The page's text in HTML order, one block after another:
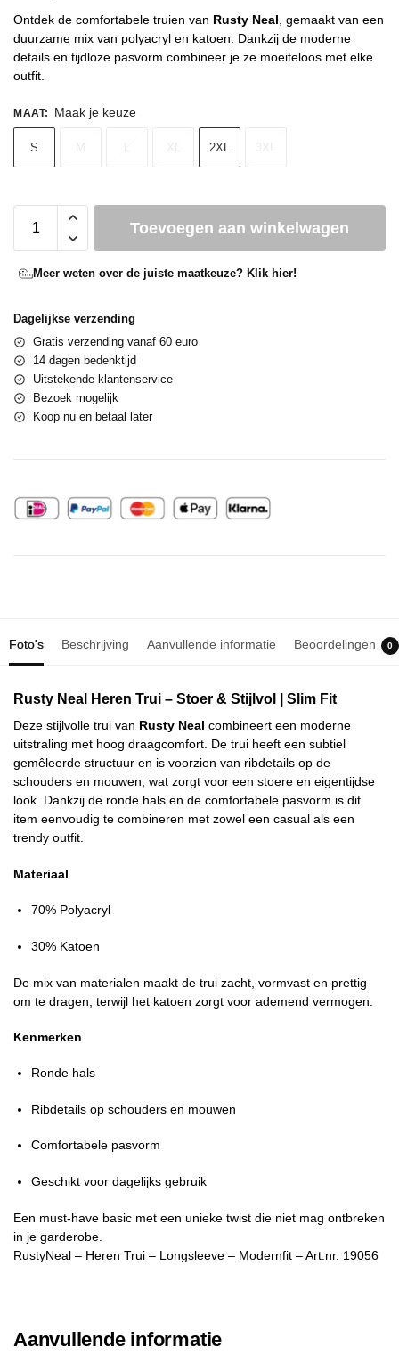
Ontdek de comfortabele truien van Rusty Neal , gemaakt van een
duurzame mix van polyacryl en katoen. Dankzij de moderne
details en tijdloze pasvorm combineer je ze moeiteloos met elke
outfit.
MAAT: Maak je keuze
S 2XL
Toevoegen aan winkelwagen
Meer weten over de juiste maatkeuze? Klik hier!
Dagelijkse verzending
Gratis verzending vanaf 60 euro
14 dagen bedenktijd
Uitstekende klantenservice
Bezoek mogelijk
Koop nu en betaal later
Foto's Beschrijving Aanvullende informatie Beoordelingen 0
Rusty Neal Heren Trui – Stoer & Stijlvol | Slim Fit
Deze stijlvolle trui van Rusty Neal combineert een moderne
uitstraling met hoog draagcomfort. De trui heeft een subtiel
gemêleerde structuur en is voorzien van ribdetails op de
schouders en mouwen, wat zorgt voor een stoere en eigentijdse
look. Dankzij de ronde hals en de comfortabele pasvorm is dit
item eenvoudig te combineren met zowel een casual als een
trendy outfit.
Materiaal
70% Polyacryl
30% Katoen
De mix van materialen maakt de trui zacht, vormvast en prettig
om te dragen, terwijl het katoen zorgt voor ademend vermogen.
Kenmerken
Ronde hals
Ribdetails op schouders en mouwen
Comfortabele pasvorm
Geschikt voor dagelijks gebruik
Een must-have basic met een unieke twist die niet mag ontbreken
in je garderobe.
RustyNeal – Heren Trui – Longsleeve – Modernfit – Art.nr. 19056
Aanvullende informatie